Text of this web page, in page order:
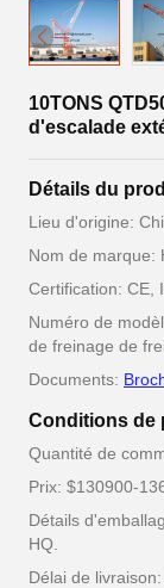
10TONS
d'escalade
Détails du
Lieu d'origine:
Nom de marque:
Certification: CE,
Numéro de
de freinage de
Documents:
Conditions de
Quantité de
Prix: $130900-
Détails
HQ.
Délai de